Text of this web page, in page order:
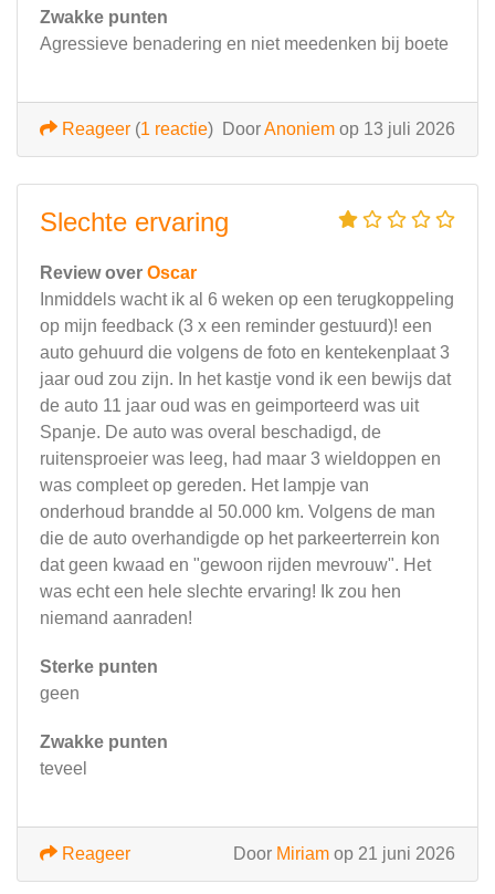
Zwakke punten
Agressieve benadering en niet meedenken bij boete
DoorAnoniem op 13 juli 2026
Reageer (1 reactie)
Slechte ervaring
Review over Oscar
Inmiddels wacht ik al 6 weken op een terugkoppeling
op mijn feedback (3 x een reminder gestuurd)! een
auto gehuurd die volgens de foto en kentekenplaat 3
jaar oud zou zijn. In het kastje vond ik een bewijs dat
de auto 11 jaar oud was en geimporteerd was uit
Spanje. De auto was overal beschadigd, de
ruitensproeier was leeg, had maar 3 wieldoppen en
was compleet op gereden. Het lampje van
onderhoud brandde al 50.000 km. Volgens de man
die de auto overhandigde op het parkeerterrein kon
dat geen kwaad en "gewoon rijden mevrouw". Het
was echt een hele slechte ervaring! Ik zou hen
niemand aanraden!
Sterke punten
geen
Zwakke punten
teveel
Door Miriam op 21 juni 2026
Reageer